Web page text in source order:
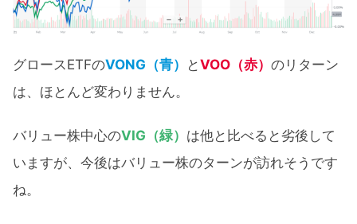
グロースETFのVONG（青） とVOO（赤） のリターン
は、ほとんど変わりません。
バリュー株中心のVIG（緑） は他と比べると劣後して
いますが、今後はバリュー株のターンが訪れそうです
ね。